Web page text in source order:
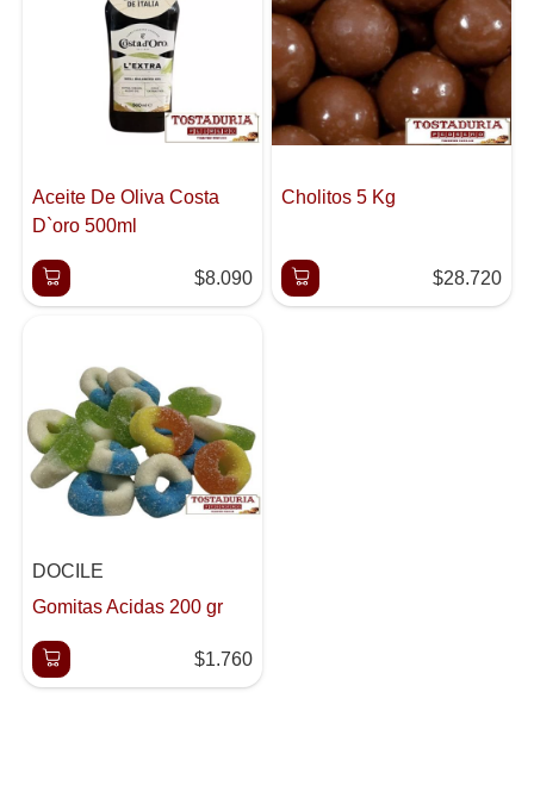
Aceite De Oliva Costa
D`oro 500ml
$8.090
Cholitos 5 Kg
$28.720
DOCILE
Gomitas Acidas 200 gr
$1.760